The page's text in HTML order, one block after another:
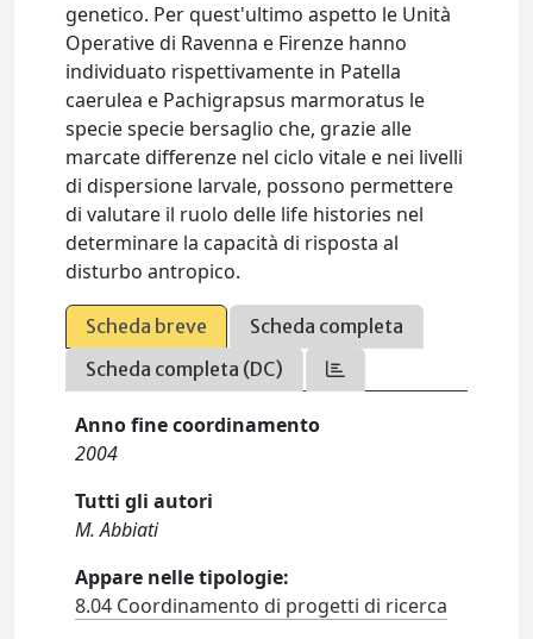
genetico. Per quest'ultimo aspetto le Unità
Operative di Ravenna e Firenze hanno
individuato rispettivamente in Patella
caerulea e Pachigrapsus marmoratus le
specie specie bersaglio che, grazie alle
marcate differenze nel ciclo vitale e nei livelli
di dispersione larvale, possono permettere
di valutare il ruolo delle life histories nel
determinare la capacità di risposta al
disturbo antropico.
Scheda breve
Scheda completa
Scheda completa (DC)
Anno fine coordinamento
2004
Tutti gli autori
M. Abbiati
Appare nelle tipologie:
8.04 Coordinamento di progetti di ricerca